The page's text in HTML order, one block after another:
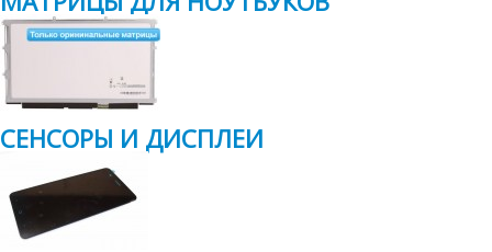
Всё по-честному
СЕНСОРЫ И ДИСПЛЕИ